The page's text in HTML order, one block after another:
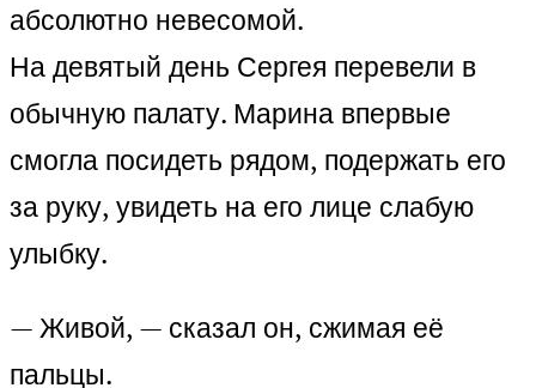
абсолютно невесомой.
На девятый день Сергея перевели в
обычную палату. Марина впервые
смогла посидеть рядом, подержать его
за руку, увидеть на его лице слабую
улыбку.
— Живой, — сказал он, сжимая её
пальцы.